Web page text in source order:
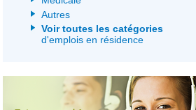
Autres
Voir toutes les catégories
d'emplois en résidence